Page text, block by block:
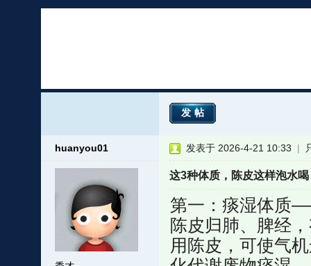
发帖
huanyou01 发表于 2026-4-21 10:33 |
这3种体质，陈皮这样泡水
第一：痰湿体质
陈皮归肺、脾经
用陈皮，可使气